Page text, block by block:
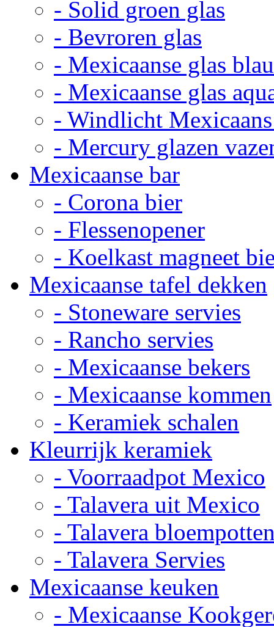
- Solid groen glas
- Bevroren glas
- Mexicaanse glas
- Mexicaanse glas
- Windlicht
- Mercury glazen
Mexicaanse bar
- Corona bier
- Flessenopener
- Koelkast magneet
Mexicaanse tafel dekken
- Stoneware servies
- Rancho servies
- Mexicaanse bekers
- Mexicaanse kommen
- Keramiek schalen
Kleurrijk keramiek
- Voorraadpot Mexico
- Talavera uit Mexico
- Talavera
- Talavera Servies
Mexicaanse keuken
- Mexicaanse